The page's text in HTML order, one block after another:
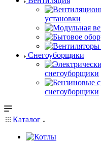
установки
Снегоуборщики
снегоуборщики
снегоуборщики
Каталог